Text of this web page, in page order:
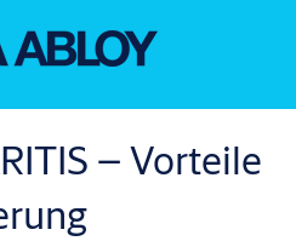
– Vorteile